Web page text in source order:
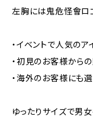
左胸には鬼危怪會ロ
・イベントで人気のア
・初見のお客様から
・海外のお客様にも
ゆったりサイズで男